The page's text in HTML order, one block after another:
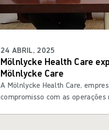
24 ABRIL, 2025
Mölnlycke Health Care
Mölnlycke Care
A Mölnlycke Health Care,
compromisso com as